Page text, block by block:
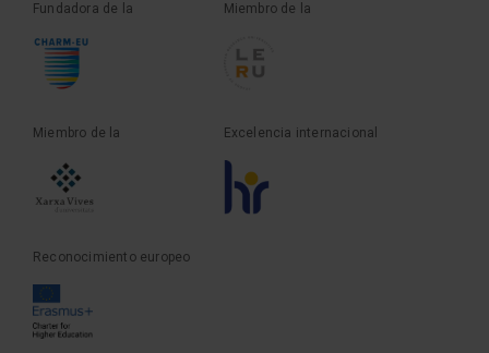
Fundadora de la Miembro de la
Miembro de la Excelencia internacional
Reconocimiento europeo